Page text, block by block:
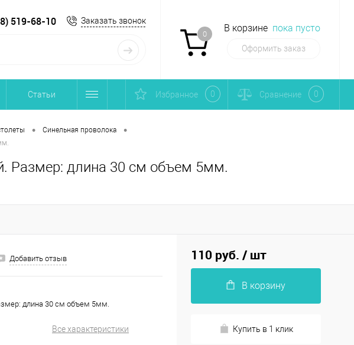
519-68-10 Заказать звонок
0
В корзине пока пусто
Оформить заказ
Статьи Избранное 0 Сравнение 0
• Синельная проволока •
Размер: длина 30 см объем 5мм.
Добавить отзыв
длина 30 см объем 5мм.
Все характеристики
110 руб. / шт
В корзину
Купить в 1 клик